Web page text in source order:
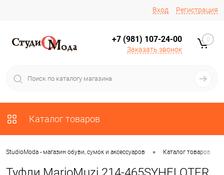
Вход Регистрация
+7 (981) 107-24-00
Заказать звонок
0
Каталог товаров
StudioModa - магазин обуви, сумок и аксессуаров • Каталог товаров